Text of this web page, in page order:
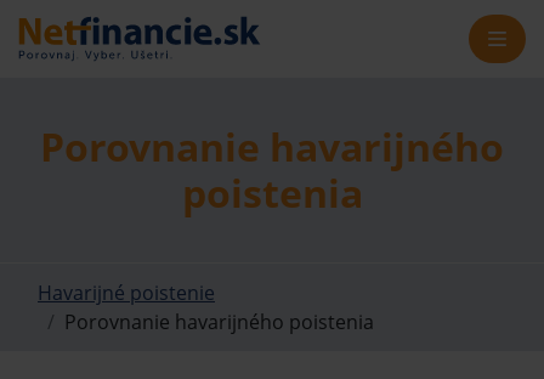
Porovnanie havarijného
poistenia
Havarijné poistenie
Porovnanie havarijného poistenia